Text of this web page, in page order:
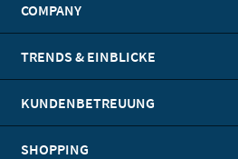
COMPANY
TRENDS & EINBLICKE
KUNDENBETREUUNG
SHOPPING